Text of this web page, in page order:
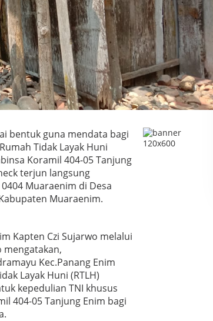
bentuk guna mendata bagi
Tidak Layak Huni
Koramil 404-05 Tanjung
terjun langsung
Muaraenim di Desa
Muaraenim.
Kapten Czi Sujarwo melalui
mengatakan,
Kec.Panang Enim
Layak Huni (RTLH)
kepedulian TNI khusus
404-05 Tanjung Enim bagi